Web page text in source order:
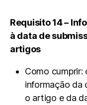
Requisito 14 –
à data de
artigos
Como
informação da
o artigo e da